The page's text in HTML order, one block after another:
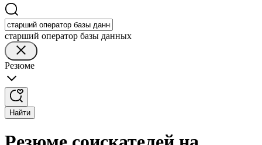
старший оператор базы данных
Резюме
Найти